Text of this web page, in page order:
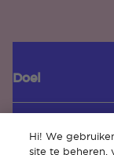
Doel
Klantenservice
Hi! We
site te beheren,